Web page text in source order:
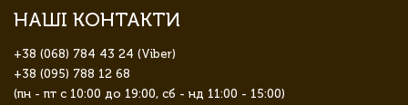
НАШІ КОНТАКТИ
+38 (068) 784 43 24 (Viber)
+38 (095) 788 12 68
(пн - пт с 10:00 до 19:00, сб - нд 11:00 - 15:00)